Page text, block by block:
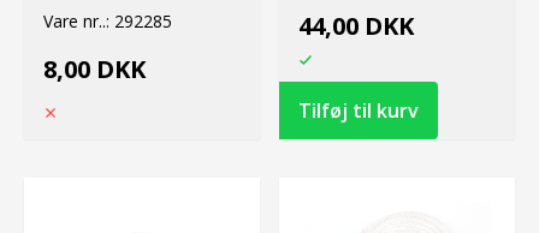
Vare nr..: 292285
8,00 DKK
44,00 DKK